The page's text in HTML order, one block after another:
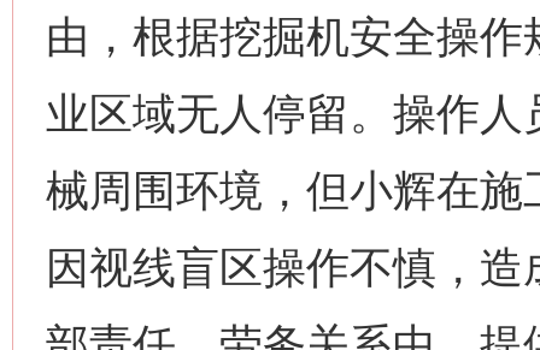
由，根据挖掘机安全操
业区域无人停留。操作
械周围环境，但小辉在
因视线盲区操作不慎，